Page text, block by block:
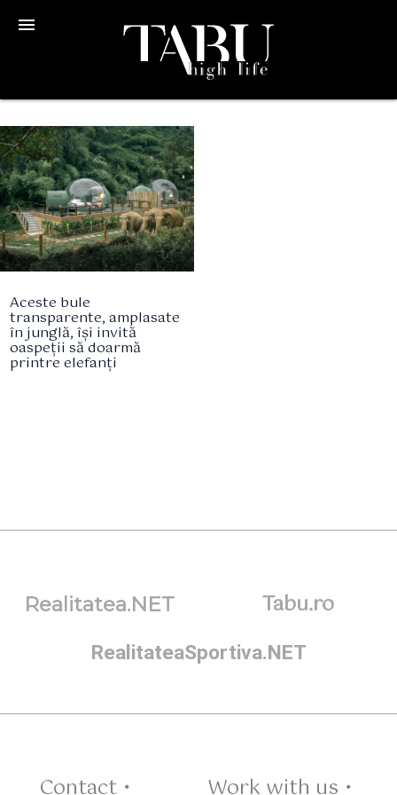
menu
Aceste bule
transparente, amplasate
în junglă, își invită
oaspeții să doarmă
printre elefanți
Realitatea.NET Tabu.ro
RealitateaSportiva.NET